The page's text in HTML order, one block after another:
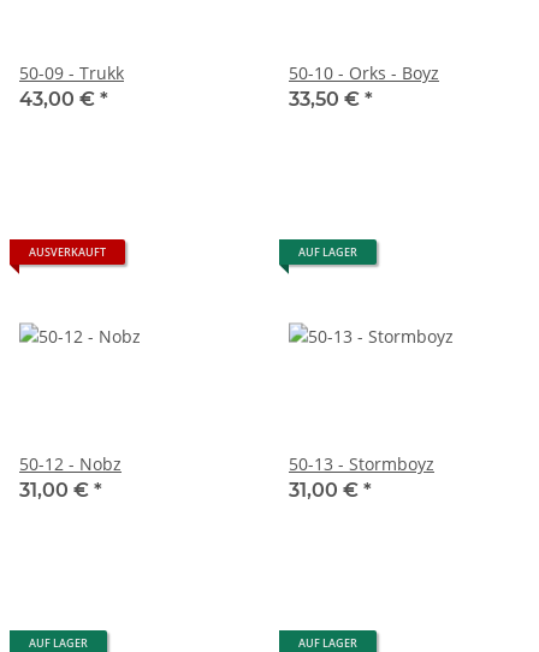
50-09 - Trukk
43,00 € *
50-10 - Orks - Boyz
33,50 € *
AUSVERKAUFT
50-12 - Nobz
31,00 € *
AUF LAGER
50-13 - Stormboyz
31,00 € *
AUF LAGER AUF LAGER